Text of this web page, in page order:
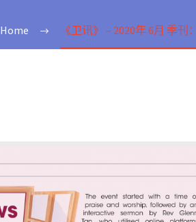
Home 《卫讯》 – 2020年 6月 季刊